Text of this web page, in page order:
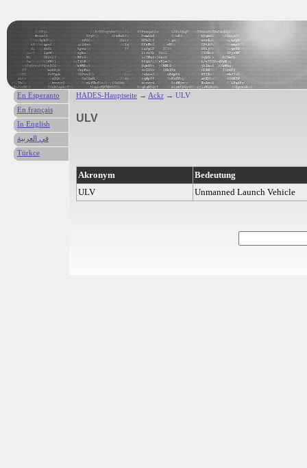
HADES-Hauptseite → Ackr → ULV
ULV
Akronym
Bedeutung
ULV
Unmanned Launch Vehicle
En Esperanto
En français
In English
في العربية
Türkce